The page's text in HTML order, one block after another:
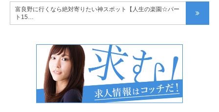
富良野に行くなら絶対寄りたい神スポット【人生の楽園☆パー
ト15…